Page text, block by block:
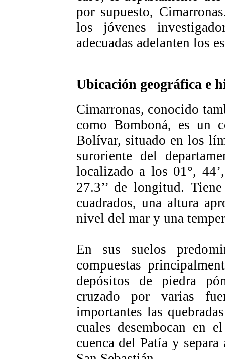
por supuesto,
los jóvenes
adecuadas adelanten los
Ubicación geográfica e
Cimarronas, conocido
como Bomboná, es un
Bolívar, situado en los
suroriente del
localizado a los 01°,
27.3’’ de longitud.
cuadrados, una altura
nivel del mar y una
En sus suelos
compuestas
depósitos de piedra
cruzado por varias
importantes las
cuales desembocan en
cuenca del Patía y